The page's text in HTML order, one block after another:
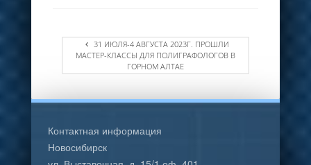
31 ИЮЛЯ-4 АВГУСТА 2023Г. ПРОШЛИ
МАСТЕР-КЛАССЫ ДЛЯ ПОЛИГРАФОЛОГОВ В
ГОРНОМ АЛТАЕ
Контактная информация
Новосибирск